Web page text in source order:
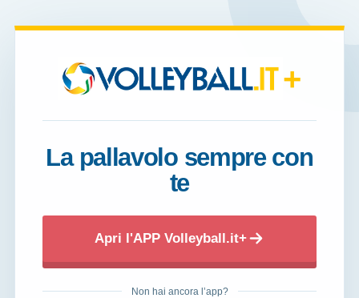
+
La pallavolo sempre con
te
Apri l'APP Volleyball.it+
Non hai ancora l’app?